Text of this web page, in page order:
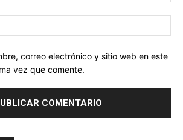
correo electrónico y sitio web en este
vez que comente.